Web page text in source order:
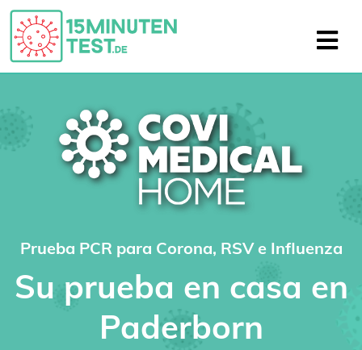
Prueba PCR para Corona, RSV e Influenza
Su prueba en casa en
Paderborn